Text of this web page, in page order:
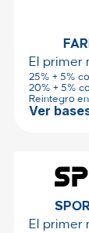
El primer
25% + 5%
20% + 5%
Reintegro
Ver
El primer